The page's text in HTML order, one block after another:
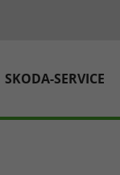
SKODA-SERVICE